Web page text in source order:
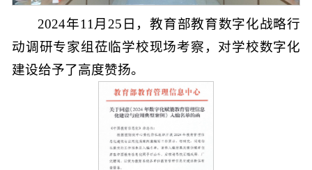
2024年11月25日，教育部教育数字化战略行
动调研专家组莅临学校现场考察，对学校数字化
建设给予了高度赞扬。